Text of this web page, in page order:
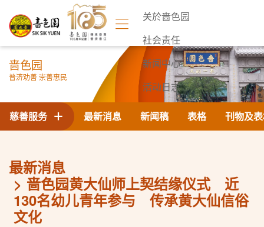
关於啬色园
社会责任
新闻中心
活动日志
联络我们
啬色园
普济劝善 崇善惠民
最新消息 新闻稿 表格 刊物及
慈善服务
最新消息
啬色园黄大仙师上契结缘仪式 近
130名幼儿青年参与 传承黄大仙信俗
文化